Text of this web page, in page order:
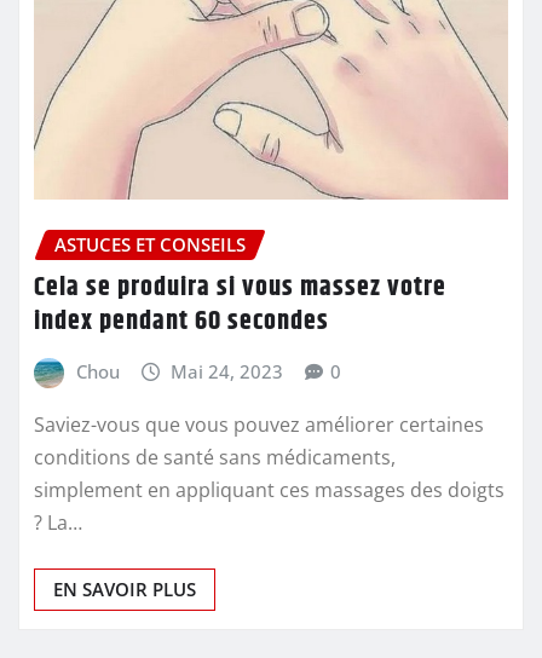
ASTUCES ET CONSEILS
Cela se produira si vous massez votre
index pendant 60 secondes
Chou Mai 24, 2023 0
Saviez-vous que vous pouvez améliorer certaines
conditions de santé sans médicaments,
simplement en appliquant ces massages des doigts
? La…
EN SAVOIR PLUS